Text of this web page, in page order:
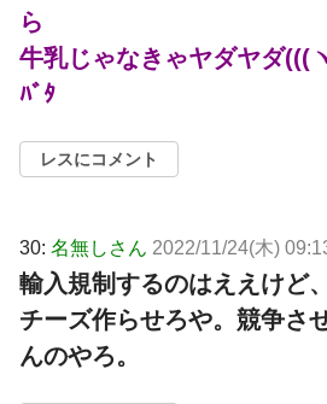
ら
牛乳じゃなきゃヤダヤダ(((
ﾊﾞﾀ
レスにコメント
30: 名無しさん 2022/11/24(木)
輸入規制するのはええけど
チーズ作らせろや。競争さ
んのやろ。